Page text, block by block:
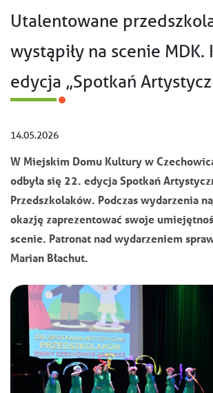
Utalentowane
wystąpiły na scenie MDK.
edycja „Spotkań
14.05.2026
W Miejskim Domu Kultury w
odbyła się 22. edycja Spotkań
Przedszkolaków. Podczas wydarzenia
okazję zaprezentować swoje
scenie. Patronat nad wydarzeniem
Marian Błachut.